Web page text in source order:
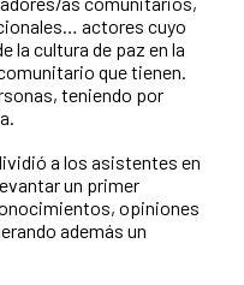
actores cuyo
la cultura de paz en la
que tienen.
teniendo por
a los asistentes en
un primer
opiniones
además un